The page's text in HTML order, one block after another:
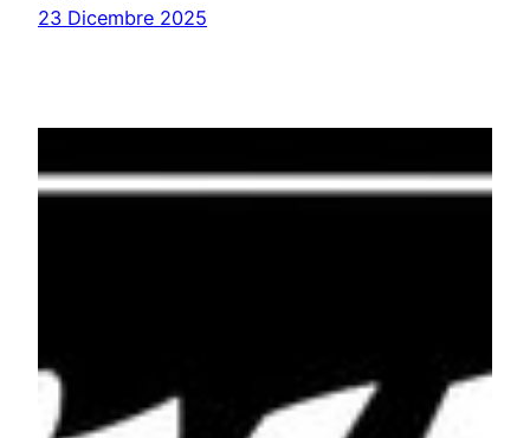
23 Dicembre 2025